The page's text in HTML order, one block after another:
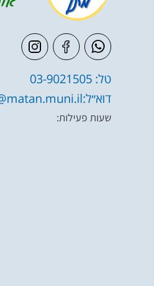
טל: 03-9021505
דוא״ל:Matnas1@matan.muni.il
שעות פעילות: